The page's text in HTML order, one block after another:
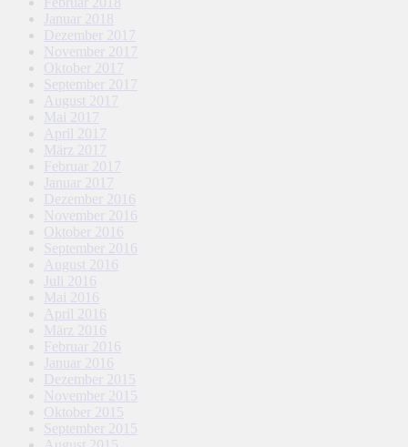
Januar 2018
Dezember 2017
November 2017
Oktober 2017
September 2017
August 2017
Mai 2017
April 2017
März 2017
Februar 2017
Januar 2017
Dezember 2016
November 2016
Oktober 2016
September 2016
August 2016
Juli 2016
Mai 2016
April 2016
März 2016
Februar 2016
Januar 2016
Dezember 2015
November 2015
Oktober 2015
September 2015